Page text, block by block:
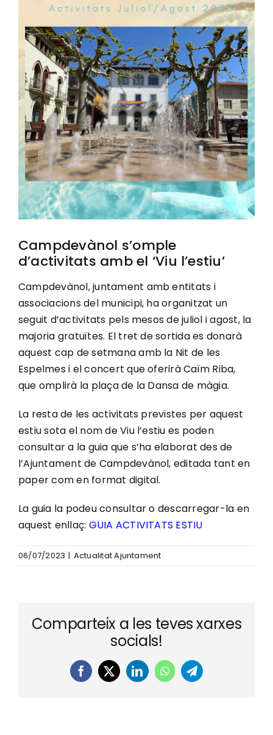
Municipi
Cerca
Campdevànol s’omple
d’activitats amb el ‘Viu l’estiu’
Campdevànol, juntament amb entitats i
associacions del municipi, ha organitzat un
seguit d’activitats pels mesos de juliol i agost, la
majoria gratuïtes. El tret de sortida es donarà
aquest cap de setmana amb la Nit de les
Espelmes i el concert que oferirà Caïm Riba,
que omplirà la plaça de la Dansa de màgia.
La resta de les activitats previstes per aquest
estiu sota el nom de Viu l’estiu es poden
consultar a la guia que s’ha elaborat des de
l’Ajuntament de Campdevànol, editada tant en
paper com en format digital.
La guia la podeu consultar o descarregar-la en
aquest enllaç: GUIA ACTIVITATS ESTIU
06/07/2023 | Actualitat Ajuntament
Comparteix a les teves xarxes
socials!
Facebook
X LinkedInWhatsAppTelegram